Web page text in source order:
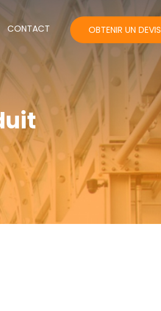
CONTACT OBTENIR UN DEVIS